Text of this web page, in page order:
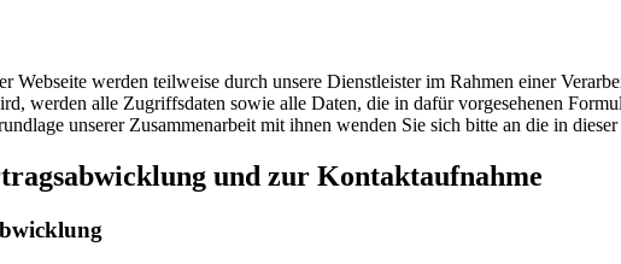
Webseite werden teilweise durch unsere Dienstleister im Rahmen einer
werden alle Zugriffsdaten sowie alle Daten, die in dafür vorgesehenen
unserer Zusammenarbeit mit ihnen wenden Sie sich bitte an die in
und zur Kontaktaufnahme